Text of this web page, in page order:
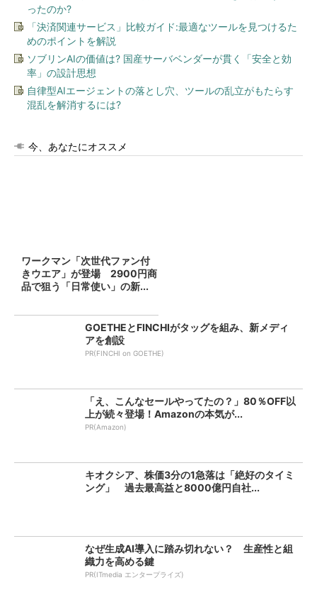
ったのか?
「決済関連サービス」比較ガイド:最適なツールを見つけるた
めのポイントを解説
ソブリンAIの価値は? 国産サーバベンダーが貫く「安全と効
率」の設計思想
自律型AIエージェントの落とし穴、ツールの乱立がもたらす
混乱を解消するには?
今、あなたにオススメ
ワークマン「次世代ファン付
きウエア」が登場 2900円商
品で狙う「日常使い」の新...
GOETHEとFINCHIがタッグを組み、新メディ
アを創設
PR(FINCHI on GOETHE)
「え、こんなセールやってたの？」80％OFF以
上が続々登場！Amazonの本気が...
PR(Amazon)
キオクシア、株価3分の1急落は「絶好のタイミ
ング」 過去最高益と8000億円自社...
なぜ生成AI導入に踏み切れない？ 生産性と組
織力を高める鍵
PR(ITmedia エンタープライズ)